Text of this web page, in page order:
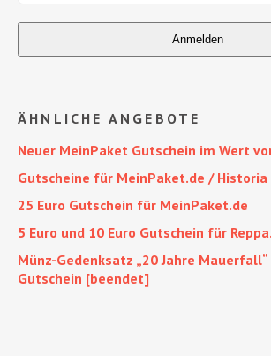
ÄHNLICHE ANGEBOTE
Neuer MeinPaket Gutschein im Wert
Gutscheine für MeinPaket.de / Historia
25 Euro Gutschein für MeinPaket.de
5 Euro und 10 Euro Gutschein für
Münz-Gedenksatz „20 Jahre
Gutschein [beendet]